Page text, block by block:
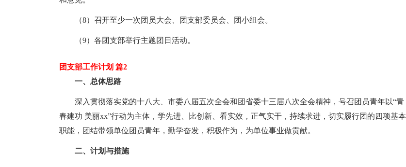
（8）召开至少一次团员大会、团支部委员会、团小组会。
（9）各团支部举行主题团日活动。
团支部工作计划 篇2
一、总体思路
深入贯彻落实党的十八大、市委八届五次全会和团省委十三届八次全会精神，号召团员青年以“青
春建功 美丽xx”行动为主体，学先进、比创新、看实效，正气实干，持续求进，切实履行团的四项基本
职能，团结带领单位团员青年，勤学奋发，积极作为，为单位事业做贡献。
二、计划与措施